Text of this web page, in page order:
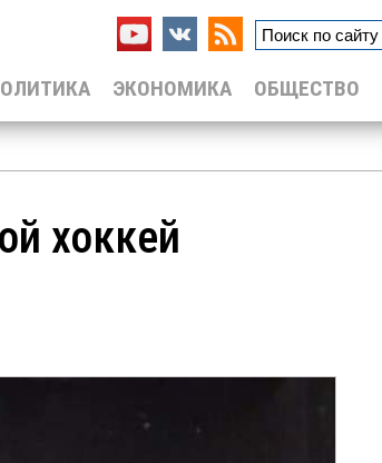
ОБЩЕСТВО
ЭКОНОМИКА
хоккей